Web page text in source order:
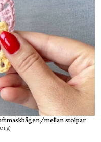
mellan stolpar